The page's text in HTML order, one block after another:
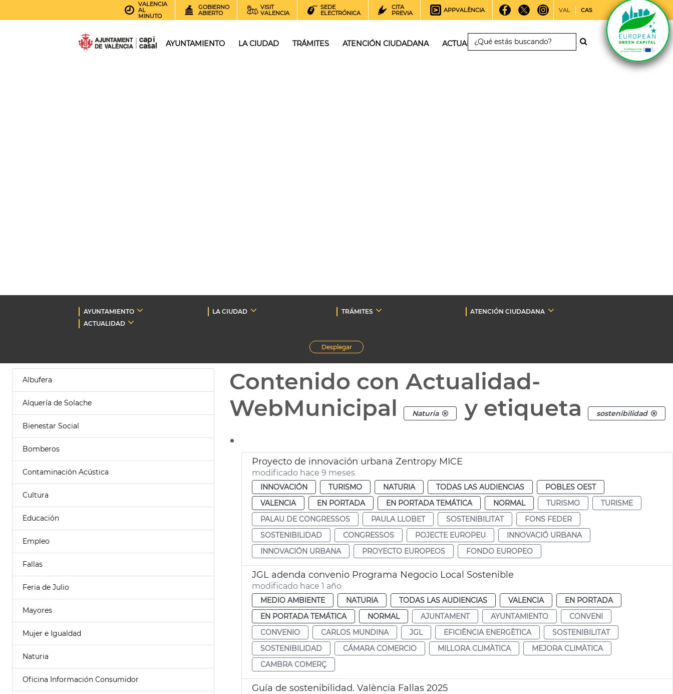
VALENCIA
AL
MINUTO
GOBIERNO
ABIERTO
VISIT
VALENCIA
SEDE
ELECTRÓNICA
CITA
PREVIA
APPVALÈNCIA VAL CAS
AYUNTAMIENTO LA CIUDAD TRÁMITES ATENCIÓN CIUDADANA ACTUALIDAD
AYUNTAMIENTO LA CIUDAD TRÁMITES
ATENCIÓN CIUDADANA
ACTUALIDAD
Desplegar
Albufera
Alquería de Solache
Bienestar Social
Bomberos
Contaminación Acústica
Cultura
Educación
Empleo
Fallas
Feria de Julio
Mayores
Mujer e Igualdad
Naturia
Oficina Información Consumidor
Contenido con Actualidad-
WebMunicipal
Naturia y etiqueta sostenibilidad
.
Proyecto de innovación urbana Zentropy MICE
modificado hace 9 meses
INNOVACIÓN TURISMO NATURIA TODAS LAS AUDIENCIAS
POBLES OEST
VALENCIA
EN PORTADA EN PORTADA TEMÁTICA NORMAL TURISMO
TURISME
PALAU DE CONGRESSOS
PAULA LLOBET SOSTENIBILITAT
FONS FEDER
SOSTENIBILIDAD
CONGRESSOS POJECTE EUROPEU
INNOVACIÓ URBANA
INNOVACIÓN URBANA
PROYECTO EUROPEOS FONDO EUROPEO
JGL adenda convenio Programa Negocio Local Sostenible
modificado hace 1 año
MEDIO AMBIENTE NATURIA TODAS LAS AUDIENCIAS VALENCIA
EN PORTADA
EN PORTADA TEMÁTICA
NORMAL AJUNTAMENT AYUNTAMIENTO
CONVENI
CONVENIO
CARLOS MUNDINA JGL EFICIÈNCIA ENERGÈTICA
SOSTENIBILITAT
SOSTENIBILIDAD
CÁMARA COMERCIO MILLORA CLIMÀTICA
MEJORA CLIMÀTICA
CAMBRA COMERÇ
Guía de sostenibilidad. València Fallas 2025